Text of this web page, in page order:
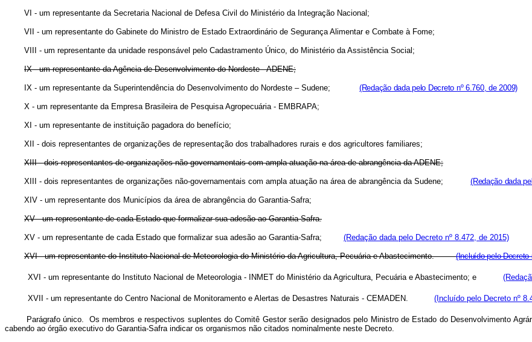
VI - um representante da Secretaria Nacional de Defesa Civil do Ministério da Integração Nacional;
VII - um representante do Gabinete do Ministro de Estado Extraordinário de Segurança Alimentar e Combate à Fome;
VIII - um representante da unidade responsável pelo Cadastramento Único, do Ministério da Assistência Social;
IX - um representante da Agência de Desenvolvimento do Nordeste - ADENE;
IX - um representante da Superintendência do Desenvolvimento do Nordeste – Sudene; (Redação dada pelo Decreto nº 6.760, de 2009)
X - um representante da Empresa Brasileira de Pesquisa Agropecuária - EMBRAPA;
XI - um representante de instituição pagadora do benefício;
XII - dois representantes de organizações de representação dos trabalhadores rurais e dos agricultores familiares;
XIII - dois representantes de organizações não-governamentais com ampla atuação na área de abrangência da ADENE;
XIII - dois representantes de organizações não-governamentais com ampla atuação na área de abrangência da Sudene; (Redação dada
XIV - um representante dos Municípios da área de abrangência do Garantia-Safra;
XV - um representante de cada Estado que formalizar sua adesão ao Garantia-Safra.
XV - um representante de cada Estado que formalizar sua adesão ao Garantia-Safra; (Redação dada pelo Decreto nº 8.472, de 2015)
XVI - um representante do Instituto Nacional de Meteorologia do Ministério da Agricultura, Pecuária e Abastecimento.(Incluído pelo Decreto
XVI - um representante do Instituto Nacional de Meteorologia - INMET do Ministério da Agricultura, Pecuária e Abastecimento; e
XVII - um representante do Centro Nacional de Monitoramento e Alertas de Desastres Naturais - CEMADEN. (Incluído pelo Decreto nº
Parágrafo único. Os membros e respectivos suplentes do Comitê Gestor serão designados pelo Ministro de Estado do Desenvolvimento
cabendo ao órgão executivo do Garantia-Safra indicar os organismos não citados nominalmente neste Decreto.